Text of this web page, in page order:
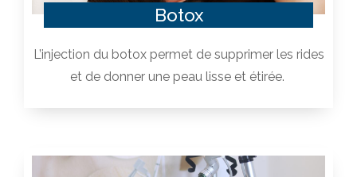
Botox
L’injection du botox permet de supprimer les rides
et de donner une peau lisse et étirée.